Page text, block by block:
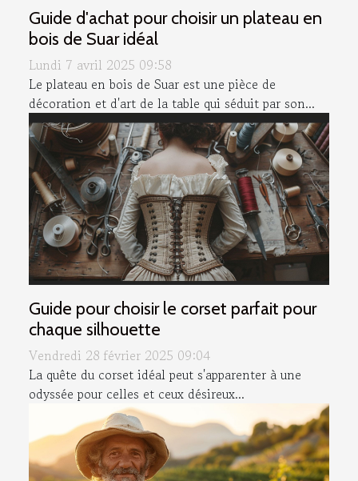
Guide d'achat pour choisir un plateau en
bois de Suar idéal
Lundi 7 avril 2025 09:58
Le plateau en bois de Suar est une pièce de
décoration et d'art de la table qui séduit par son...
Guide pour choisir le corset parfait pour
chaque silhouette
Vendredi 28 février 2025 09:04
La quête du corset idéal peut s'apparenter à une
odyssée pour celles et ceux désireux...